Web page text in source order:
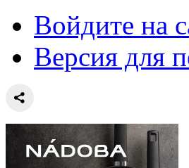
Войдите на
Версия для